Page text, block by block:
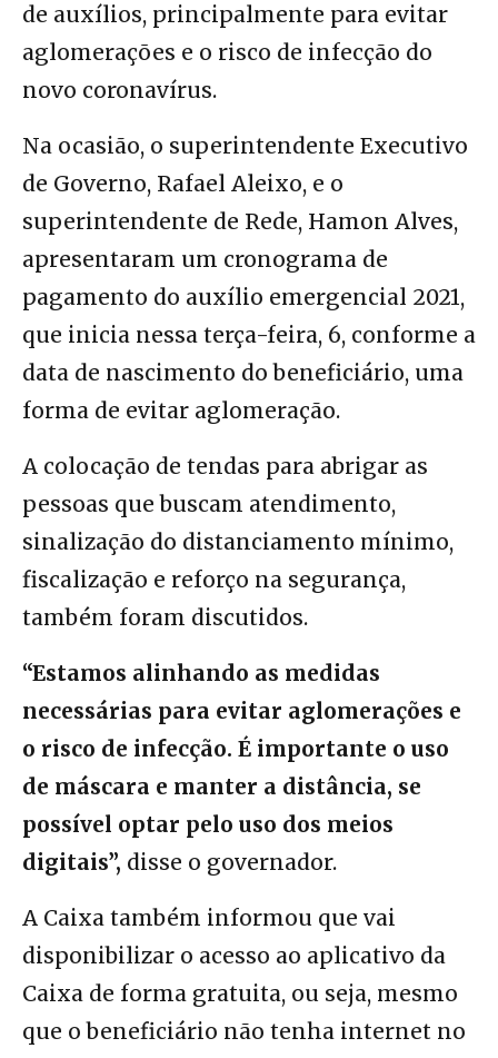
de auxílios, principalmente para evitar
aglomerações e o risco de infecção do
novo coronavírus.
Na ocasião, o superintendente Executivo
de Governo, Rafael Aleixo, e o
superintendente de Rede, Hamon Alves,
apresentaram um cronograma de
pagamento do auxílio emergencial 2021,
que inicia nessa terça-feira, 6, conforme a
data de nascimento do beneficiário, uma
forma de evitar aglomeração.
A colocação de tendas para abrigar as
pessoas que buscam atendimento,
sinalização do distanciamento mínimo,
fiscalização e reforço na segurança,
também foram discutidos.
“Estamos alinhando as medidas
necessárias para evitar aglomerações e
o risco de infecção. É importante o uso
de máscara e manter a distância, se
possível optar pelo uso dos meios
digitais”, disse o governador.
A Caixa também informou que vai
disponibilizar o acesso ao aplicativo da
Caixa de forma gratuita, ou seja, mesmo
que o beneficiário não tenha internet no